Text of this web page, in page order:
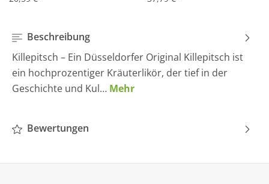
Beschreibung
Killepitsch – Ein Düsseldorfer Original Killepitsch ist
ein hochprozentiger Kräuterlikör, der tief in der
Geschichte und Kul… Mehr
Bewertungen